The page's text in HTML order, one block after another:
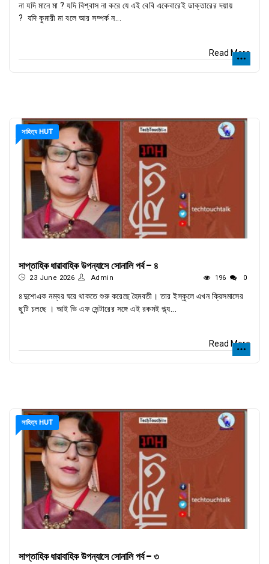
না যদি মানে মা ? যদি বিশ্বাস না করে যে এই বেবি একেবারেই ডাক্তারের দয়ায়
? যদি কুমারী মা বলে আর সম্পর্ক ন...
Read More
সাহিত্য HUT
সাপ্তাহিক ধারাবাহিক উপন্যাসে সোনালি পর্ব - ৪
23 June 2026 Admin 196 0
৪দুশোএক নম্বর ঘরে থাকতে শুরু করেছে হৈমবতী। তার ইস্কুলে এখন ক্রিসমাসের
ছুটি চলছে । আই ভি এফ সেন্টারের সঙ্গে এই রকমই প্ল্য...
Read More
সাহিত্য HUT
সাপ্তাহিক ধারাবাহিক উপন্যাসে সোনালি পর্ব - ৩